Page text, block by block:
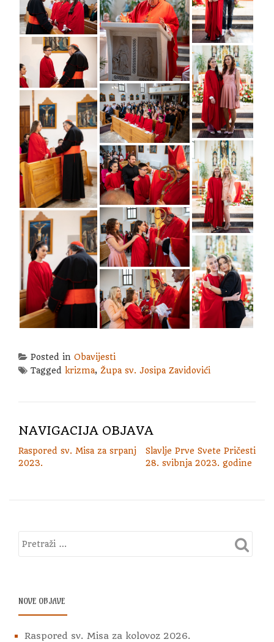
Posted in Obavijesti
Tagged krizma, Župa sv. Josipa Zavidovići
NAVIGACIJA OBJAVA
Raspored sv. Misa za srpanj
2023.
Slavlje Prve Svete Pričesti
28. svibnja 2023. godine
NOVE OBJAVE
Raspored sv. Misa za kolovoz 2026.